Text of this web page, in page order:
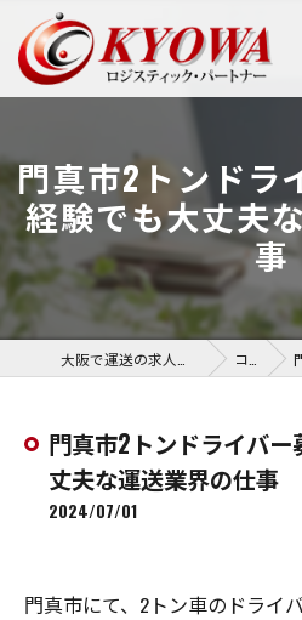
門真市2トンドラ
経験でも大丈夫
事
コラム
門真市2トンドライバ
丈夫な運送業界の仕事
2024/07/01
門真市にて、2トン車のドライ